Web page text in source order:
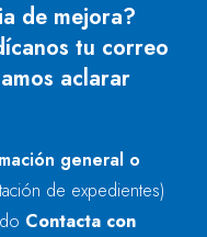
de mejora?
tu correo
aclarar
general o
de expedientes)
Contacta con